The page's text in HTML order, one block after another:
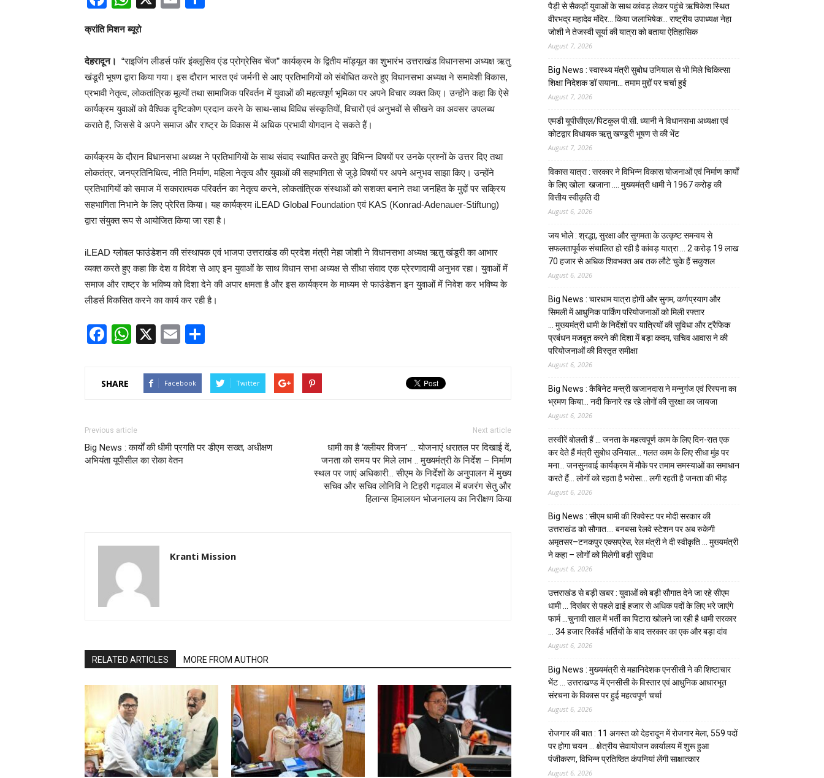
क्रांति मिशन ब्यूरो
देहरादून। “राइजिंग लीडर्स फॉर इंक्लूसिव एंड प्रोग्रेसिव चेंज” कार्यक्रम के द्वितीय मॉड्यूल का शुभारंभ उत्तराखंड विधानसभा अध्यक्ष ऋतु
खंडूरी भूषण द्वारा किया गया। इस दौरान भारत एवं जर्मनी से आए प्रतिभागियों को संबोधित करते हुए विधानसभा अध्यक्ष ने समावेशी विकास,
प्रभावी नेतृत्व, लोकतांत्रिक मूल्यों तथा सामाजिक परिवर्तन में युवाओं की महत्वपूर्ण भूमिका पर अपने विचार व्यक्त किए। उन्होंने कहा कि ऐसे
कार्यक्रम युवाओं को वैश्विक दृष्टिकोण प्रदान करने के साथ-साथ विविध संस्कृतियों, विचारों एवं अनुभवों से सीखने का अवसर उपलब्ध
कराते हैं, जिससे वे अपने समाज और राष्ट्र के विकास में अधिक प्रभावी योगदान दे सकते हैं।
कार्यक्रम के दौरान विधानसभा अध्यक्ष ने प्रतिभागियों के साथ संवाद स्थापित करते हुए विभिन्न विषयों पर उनके प्रश्नों के उत्तर दिए तथा
लोकतंत्र, जनप्रतिनिधित्व, नीति निर्माण, महिला नेतृत्व और युवाओं की सहभागिता से जुड़े विषयों पर अपने अनुभव साझा किए। उन्होंने
प्रतिभागियों को समाज में सकारात्मक परिवर्तन का नेतृत्व करने, लोकतांत्रिक संस्थाओं को सशक्त बनाने तथा जनहित के मुद्दों पर सक्रिय
सहभागिता निभाने के लिए प्रेरित किया। यह कार्यक्रम iLEAD Global Foundation एवं KAS (Konrad-Adenauer-Stiftung)
द्वारा संयुक्त रूप से आयोजित किया जा रहा है।
iLEAD ग्लोबल फाउंडेशन की संस्थापक एवं भाजपा उत्तराखंड की प्रदेश मंत्री नेहा जोशी ने विधानसभा अध्यक्ष ऋतु खंडूरी का आभार
व्यक्त करते हुए कहा कि देश व विदेश से आए इन युवाओं के साथ विधान सभा अध्यक्ष से सीधा संवाद एक प्रेरणादायी अनुभव रहा। युवाओं में
समाज और राष्ट्र के भविष्य को दिशा देने की अपार क्षमता है और इस कार्यक्रम के माध्यम से फाउंडेशन इन युवाओं में निवेश कर भविष्य के
लीडर्स विकसित करने का कार्य कर रही है।
Facebook
WhatsApp
X Email
SHARE Facebook Twitter
Previous article
Big News : कार्यों की धीमी प्रगति पर डीएम सख्त, अधीक्षण
अभियंता यूपीसील का रोका वेतन
Next article
धामी का है ‘क्लीयर विजन’ … योजनाएं धरातल पर दिखाई दें,
जनता को समय पर मिले लाभ .. मुख्यमंत्री के निर्देश – निर्माण
स्थल पर जाएं अधिकारी… सीएम के निर्देशों के अनुपालन में मुख्य
सचिव और सचिव लोनिवि ने टिहरी गढ़वाल में बजरंग सेतु और
हिलान्स हिमालयन भोजनालय का निरीक्षण किया
Kranti Mission
RELATED ARTICLES MORE FROM AUTHOR
पैड़ी से सैकड़ों युवाओं के साथ कांवड़ लेकर पहुंचे ऋषिकेश स्थित
वीरभद्र महादेव मंदिर… किया जलाभिषेक… राष्ट्रीय उपाध्यक्ष नेहा
जोशी ने तेजस्वी सूर्या की यात्रा को बताया ऐतिहासिक
August 7, 2026
Big News : स्वास्थ्य मंत्री सुबोध उनियाल से भी मिले चिकित्सा
शिक्षा निदेशक डॉ सयाना… तमाम मुद्दों पर चर्चा हुई
August 7, 2026
एमडी यूपीसीएल/पिटकुल पी.सी. ध्यानी ने विधानसभा अध्यक्षा एवं
कोटद्वार विधायक ऋतु खण्डूरी भूषण से की भेंट
August 7, 2026
विकास यात्रा : सरकार ने विभिन्न विकास योजनाओं एवं निर्माण कार्यों
के लिए खोला खजाना …. मुख्यमंत्री धामी ने ₹1967 करोड़ की
वित्तीय स्वीकृति दी
August 6, 2026
जय भोले : श्रद्धा, सुरक्षा और सुगमता के उत्कृष्ट समन्वय से
सफलतापूर्वक संचालित हो रही है कांवड़ यात्रा … 2 करोड़ 19 लाख
70 हजार से अधिक शिवभक्त अब तक लौटे चुके हैं सकुशल
August 6, 2026
Big News : चारधाम यात्रा होगी और सुगम, कर्णप्रयाग और
सिमली में आधुनिक पार्किंग परियोजनाओं को मिली रफ्तार
… मुख्यमंत्री धामी के निर्देशों पर यात्रियों की सुविधा और ट्रैफिक
प्रबंधन मजबूत करने की दिशा में बड़ा कदम, सचिव आवास ने की
परियोजनाओं की विस्तृत समीक्षा
August 6, 2026
Big News : कैबिनेट मन्त्री खजानदास ने मन्नुगंज एवं रिस्पना का
भ्रमण किया… नदी किनारे रह रहे लोगों की सुरक्षा का जायजा
August 6, 2026
तस्वीरें बोलती हैं … जनता के महत्वपूर्ण काम के लिए दिन-रात एक
कर देते हैं मंत्री सुबोध उनियाल… गलत काम के लिए सीधा मुंह पर
मना… जनसुनवाई कार्यक्रम में मौके पर तमाम समस्याओं का समाधान
करते हैं… लोगों को रहता है भरोसा… लगी रहती है जनता की भीड़
August 6, 2026
Big News : सीएम धामी की रिक्वेस्ट पर मोदी सरकार की
उत्तराखंड को सौगात…. बनबसा रेलवे स्टेशन पर अब रुकेगी
अमृतसर–टनकपुर एक्सप्रेस, रेल मंत्री ने दी स्वीकृति … मुख्यमंत्री
ने कहा – लोगों को मिलेगी बड़ी सुविधा
August 6, 2026
उत्तराखंड से बड़ी खबर : युवाओं को बड़ी सौगात देने जा रहे सीएम
धामी … दिसंबर से पहले ढाई हजार से अधिक पदों के लिए भरे जाएंगे
फार्म …चुनावी साल में भर्ती का पिटारा खोलने जा रही है धामी सरकार
… 34 हजार रिकॉर्ड भर्तियों के बाद सरकार का एक और बड़ा दांव
August 6, 2026
Big News : मुख्यमंत्री से महानिदेशक एनसीसी ने की शिष्टाचार
भेंट … उत्तराखण्ड में एनसीसी के विस्तार एवं आधुनिक आधारभूत
संरचना के विकास पर हुई महत्वपूर्ण चर्चा
August 6, 2026
रोजगार की बात : 11 अगस्त को देहरादून में रोजगार मेला, 559 पदों
पर होगा चयन … क्षेत्रीय सेवायोजन कार्यालय में शुरू हुआ
पंजीकरण, विभिन्न प्रतिष्ठित कंपनियां लेंगी साक्षात्कार
August 6, 2026